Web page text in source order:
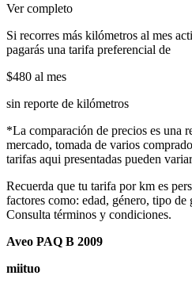
Ver completo
Si recorres más kilómetros al mes
pagarás una tarifa preferencial de
$480 al mes
sin reporte de kilómetros
*La comparación de precios es una
mercado, tomada de varios
tarifas aqui presentadas pueden
Recuerda que tu tarifa por km es
factores como: edad, género, tipo de
Consulta términos y condiciones.
Aveo PAQ B 2009
miituo